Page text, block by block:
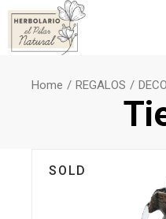
Home REGALOS
SOLD